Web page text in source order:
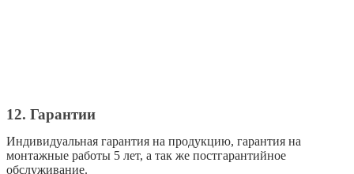
12. Гарантии
Индивидуальная гарантия на продукцию, гарантия на
монтажные работы 5 лет, а так же постгарантийное
обслуживание.